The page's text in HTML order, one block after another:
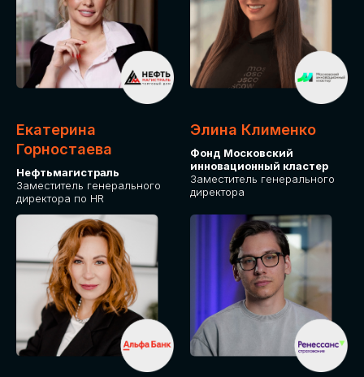
Екатерина
Горностаева
Нефтьмагистраль
Заместитель генерального
директора по HR
Элина Клименко
Фонд Московский
инновационный кластер
Заместитель генерального
директора
Приглашаем стать партнером GLOBAL
TECH FORUM и презентовать ваши
решения целевой аудитории. Будем
рады сотрудничеству!
СТАНЬТЕ
ЭКСПОНЕНТОМ
ПОДАТЬ ЗАЯВКУ
IT Solutions for Business
СТОИМОСТЬ
УЧАСТИЯ